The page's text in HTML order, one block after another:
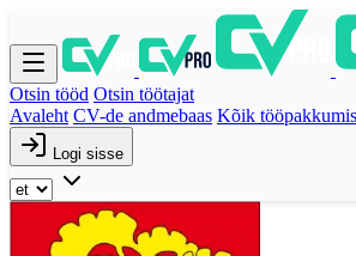
Otsin tööd Otsin töötajat
Avaleht CV-de andmebaas Kõik
Logi sisse